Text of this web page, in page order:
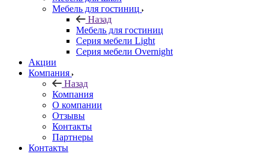
Мебель для гостиниц
Назад
Мебель для гостиниц
Серия мебели Light
Серия мебели Overnight
Акции
Компания
Назад
Компания
О компании
Отзывы
Контакты
Партнеры
Контакты